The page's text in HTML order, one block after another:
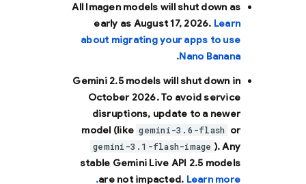
All Imagen models will shut down as
early as August 17, 2026. Learn
about migrating your apps to use
Nano Banana.
Gemini 2.5 models will shut down in
October 2026. To avoid service
disruptions, update to a newer
model (like gemini-3.6-flash or
gemini-3.1-flash-image ). Any
stable Gemini Live API 2.5 models
are not impacted. Learn more.